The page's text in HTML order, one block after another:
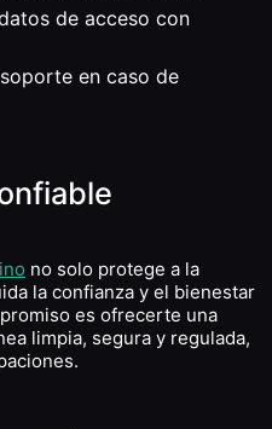
de acceso con
en caso de
no solo protege a la
la confianza y el bienestar
es ofrecerte una
limpia, segura y regulada,